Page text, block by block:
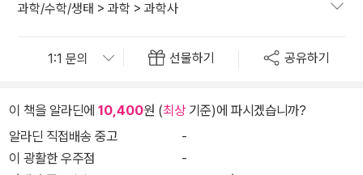
과학/수학/생태 > 과학 > 과학사
선물하기 공유하기
이 책을 알라딘에 10,400원 (최상기준)에 파시겠습니까?
알라딘 직접배송 중고
-
이 광활한 우주점
-